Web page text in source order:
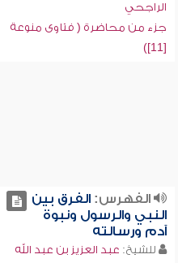
الراجحي
جزء من محاضرة ( فتاوى منوعة
[11])
الفهرس:الفرق بين
النبي والرسول ونبوة
آدم ورسالته
للشيخ: عبد العزيز بن عبد الله